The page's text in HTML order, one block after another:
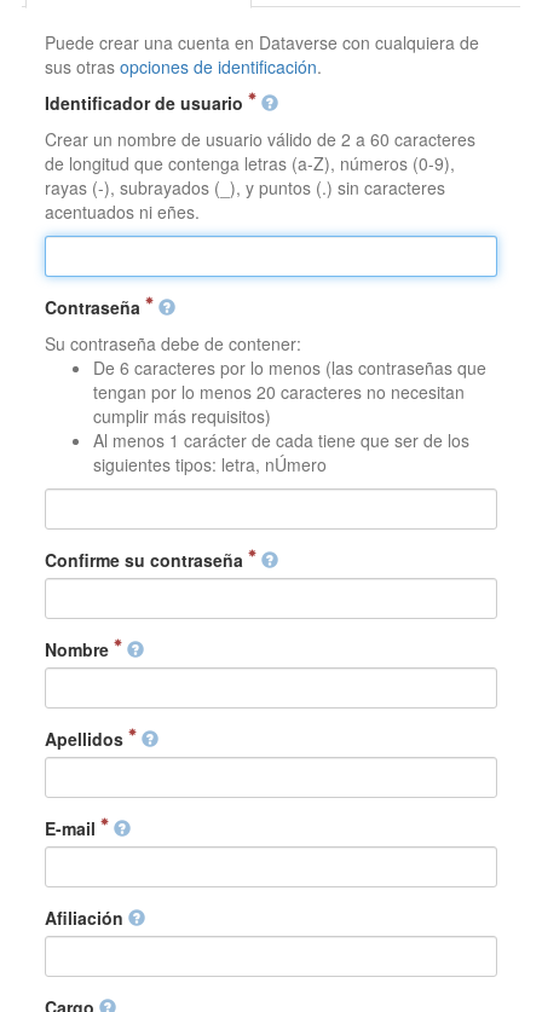
Puede crear una cuenta en Dataverse con cualquiera de
sus otrasopciones de identificación.
Identificador de usuario
Crear un nombre de usuario válido de 2 a 60 caracteres
de longitud que contenga letras (a-Z), números (0-9),
rayas (-), subrayados (_), y puntos (.) sin caracteres
acentuados ni eñes.
Contraseña
Su contraseña debe de contener:
De 6 caracteres por lo menos (las contraseñas que
tengan por lo menos 20 caracteres no necesitan
cumplir más requisitos)
Al menos 1 carácter de cada tiene que ser de los
siguientes tipos: letra, nÚmero
Confirme su contraseña
Nombre
Apellidos
E-mail
Afiliación
Cargo